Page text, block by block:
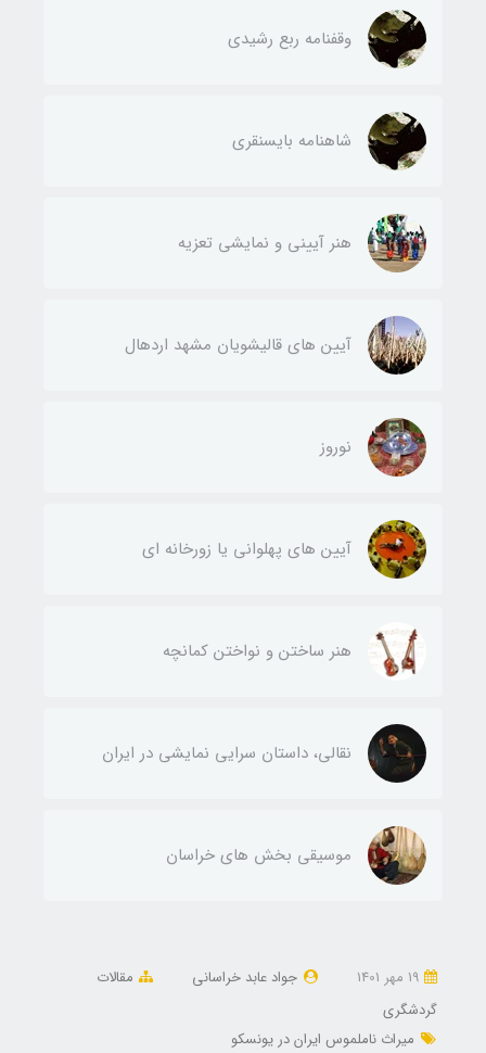
وقفنامه ربع رشیدی
شاهنامه بایسنقری
هنر آیینی و نمایشی تعزیه
آیین های قالیشویان مشهد اردهال
نوروز
آیین های پهلوانی یا زورخانه ای
هنر ساختن و نواختن کمانچه
نقالی، داستان سرایی نمایشی در ایران
موسیقی بخش های خراسان
جواد عابد خراسانی
مقالات
گردشگری
میراث ناملموس ایران در یونسکو